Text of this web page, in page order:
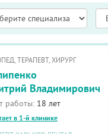
ТЕРАПЕВТ, ХИРУРГ
Владимирович
работы: 18 лет
в 1-й клинике